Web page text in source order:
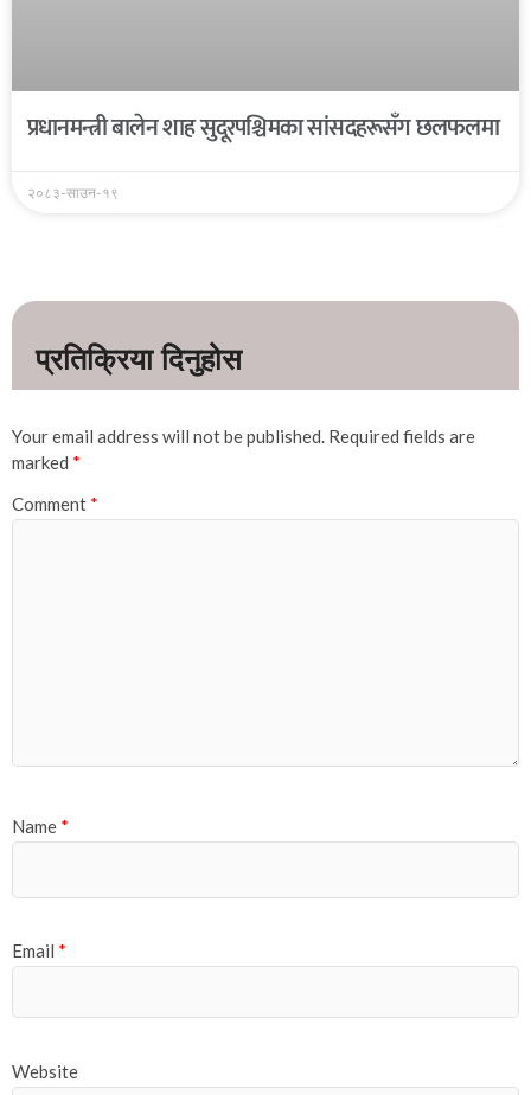
प्रधानमन्त्री बालेन शाह सुदूरपश्चिमका सांसदहरूसँग छलफलमा
२०८३-साउन-१९
Your email address will not be published. Required fields are
marked *
Comment *
Name *
Email *
Website